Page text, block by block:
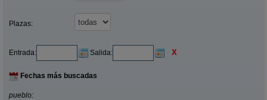
Plazas:
Entrada: Salida: X
Fechas más buscadas
pueblo: